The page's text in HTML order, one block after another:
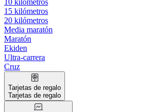
15 kilómetros
20 kilómetros
Media maratón
Maratón
Ekiden
Ultra-carrera
Cruz
Tarjetas de regalo
Tarjetas de regalo